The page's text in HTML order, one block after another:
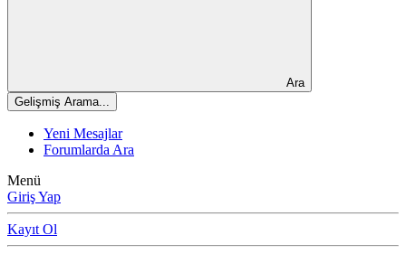
Ara
Gelişmiş Arama...
Yeni Mesajlar
Forumlarda Ara
Menü
Giriş Yap
Kayıt Ol